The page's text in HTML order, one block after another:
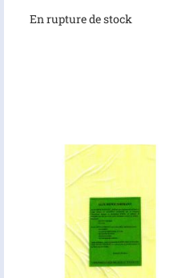
En rupture de stock